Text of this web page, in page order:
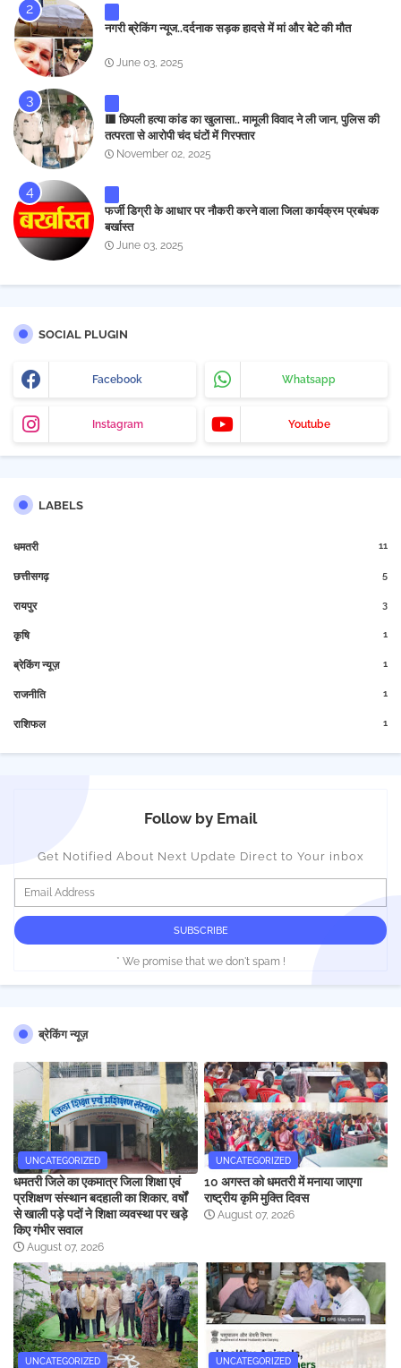
नगरी ब्रेकिंग न्यूज..दर्दनाक सड़क हादसे में मां और बेटे की मौत
June 03, 2025
🟥 छिपली हत्या कांड का खुलासा.. मामूली विवाद ने ली जान, पुलिस की
तत्परता से आरोपी चंद घंटों में गिरफ्तार
November 02, 2025
फर्जी डिग्री के आधार पर नौकरी करने वाला जिला कार्यक्रम प्रबंधक
बर्खास्त
June 03, 2025
SOCIAL PLUGIN
Facebook Whatsapp
Instagram Youtube
LABELS
धमतरी 11
छत्तीसगढ़ 5
रायपुर 3
कृषि 1
ब्रेकिंग न्यूज़ 1
राजनीति 1
राशिफल 1
Follow by Email
Get Notified About Next Update Direct to Your inbox
* We promise that we don't spam !
ब्रेकिंग न्यूज़
UNCATEGORIZED
धमतरी जिले का एकमात्र जिला शिक्षा एवं
प्रशिक्षण संस्थान बदहाली का शिकार, वर्षों
से खाली पड़े पदों ने शिक्षा व्यवस्था पर खड़े
किए गंभीर सवाल
August 07, 2026
UNCATEGORIZED
10 अगस्त को धमतरी में मनाया जाएगा
राष्ट्रीय कृमि मुक्ति दिवस
August 07, 2026
UNCATEGORIZED UNCATEGORIZED